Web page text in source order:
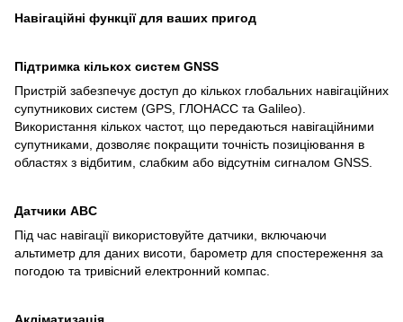
Навігаційні функції для ваших пригод
Підтримка кількох систем GNSS
Пристрій забезпечує доступ до кількох глобальних навігаційних
супутникових систем (GPS, ГЛОНАСС та Galileo).
Використання кількох частот, що передаються навігаційними
супутниками, дозволяє покращити точність позиціювання в
областях з відбитим, слабким або відсутнім сигналом GNSS.
Датчики ABC
Під час навігації використовуйте датчики, включаючи
альтиметр для даних висоти, барометр для спостереження за
погодою та тривісний електронний компас.